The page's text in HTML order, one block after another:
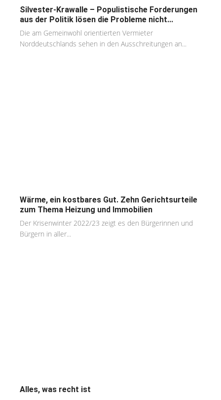
Silvester-Krawalle – Populistische Forderungen
aus der Politik lösen die Probleme nicht...
Die am Gemeinwohl orientierten Vermieter
Norddeutschlands sehen in den Ausschreitungen an...
Wärme, ein kostbares Gut. Zehn Gerichtsurteile
zum Thema Heizung und Immobilien
Der Krisenwinter 2022/23 zeigt es den Bürgerinnen und
Bürgern in aller...
Alles, was recht ist